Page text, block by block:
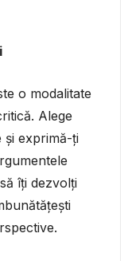
o modalitate
Alege
și exprimă-ți
îți dezvolți